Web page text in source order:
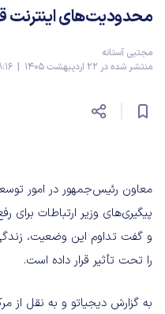
محدودیت‌های اینترنت
مجتبی آستانه
منتشر شده در 22 اردیبهشت 1405 | 08:16
معاون رئیس‌جمهور در امور
پیگیری‌های وزیر ارتباطات برای
و گفت تداوم این وضعیت،
را تحت تأثیر قرار داده است.
به گزارش دیجیاتو و به نقل از